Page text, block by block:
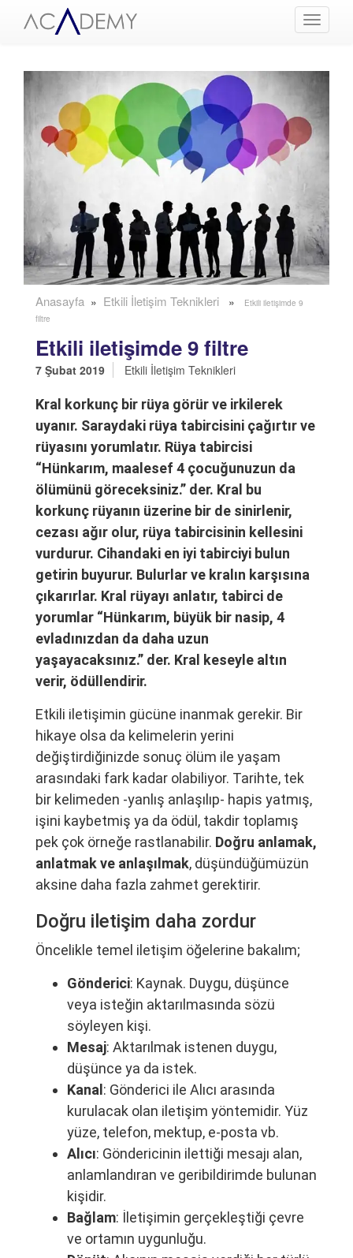
Menüyü
Aç
Anasayfa » Etkili İletişim Teknikleri »
Etkili iletişimde 9
filtre
Etkili iletişimde 9 filtre
7 Şubat 2019 Etkili İletişim Teknikleri
Kral korkunç bir rüya görür ve irkilerek
uyanır. Saraydaki rüya tabircisini çağırtır ve
rüyasını yorumlatır. Rüya tabircisi
“Hünkarım, maalesef 4 çocuğunuzun da
ölümünü göreceksiniz.” der. Kral bu
korkunç rüyanın üzerine bir de sinirlenir,
cezası ağır olur, rüya tabircisinin kellesini
vurdurur. Cihandaki en iyi tabirciyi bulun
getirin buyurur. Bulurlar ve kralın karşısına
çıkarırlar. Kral rüyayı anlatır, tabirci de
yorumlar “Hünkarım, büyük bir nasip, 4
evladınızdan da daha uzun
yaşayacaksınız.” der. Kral keseyle altın
verir, ödüllendirir.
Etkili iletişimin gücüne inanmak gerekir. Bir
hikaye olsa da kelimelerin yerini
değiştirdiğinizde sonuç ölüm ile yaşam
arasındaki fark kadar olabiliyor. Tarihte, tek
bir kelimeden -yanlış anlaşılıp- hapis yatmış,
işini kaybetmiş ya da ödül, takdir toplamış
pek çok örneğe rastlanabilir. Doğru anlamak,
anlatmak ve anlaşılmak, düşündüğümüzün
aksine daha fazla zahmet gerektirir.
Doğru iletişim daha zordur
Öncelikle temel iletişim öğelerine bakalım;
Gönderici: Kaynak. Duygu, düşünce
veya isteğin aktarılmasında sözü
söyleyen kişi.
Mesaj: Aktarılmak istenen duygu,
düşünce ya da istek.
Kanal: Gönderici ile Alıcı arasında
kurulacak olan iletişim yöntemidir. Yüz
yüze, telefon, mektup, e-posta vb.
Alıcı: Göndericinin ilettiği mesajı alan,
anlamlandıran ve geribildirimde bulunan
kişidir.
Bağlam: İletişimin gerçekleştiği çevre
ve ortamın uygunluğu.